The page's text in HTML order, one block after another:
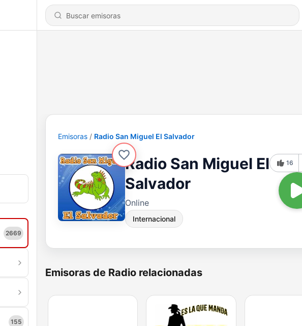
2669
155
Emisoras Radio San Miguel El Salvador
Radio San Miguel El
Salvador
Online
Internacional
16
Emisoras de Radio relacionadas